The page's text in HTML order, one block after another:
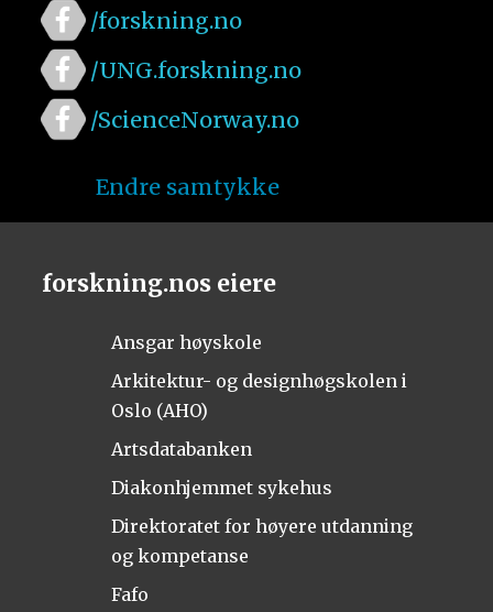
/forskning.no
/UNG.forskning.no
/ScienceNorway.no
Endre samtykke
forskning.nos eiere
Ansgar høyskole
Arkitektur- og designhøgskolen i
Oslo (AHO)
Artsdatabanken
Diakonhjemmet sykehus
Direktoratet for høyere utdanning
og kompetanse
Fafo